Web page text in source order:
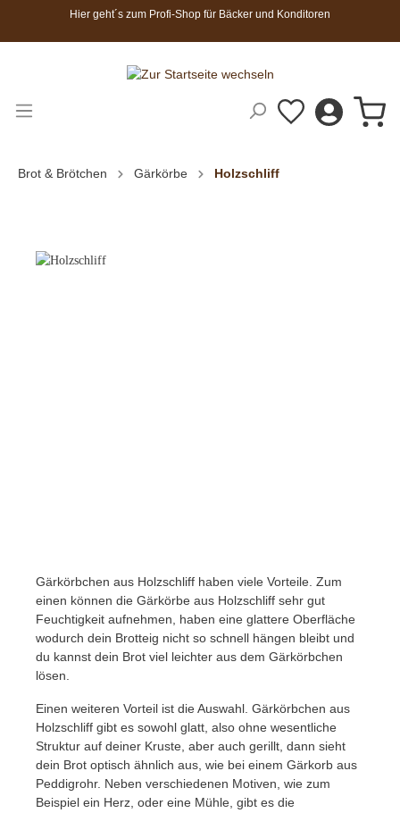
Hier geht´s zum Profi-Shop für Bäcker und Konditoren
Brot & Brötchen Gärkörbe Holzschliff
Gärkörbchen aus Holzschliff haben viele Vorteile. Zum
einen können die Gärkörbe aus Holzschliff sehr gut
Feuchtigkeit aufnehmen, haben eine glattere Oberfläche
wodurch dein Brotteig nicht so schnell hängen bleibt und
du kannst dein Brot viel leichter aus dem Gärkörbchen
lösen.
Einen weiteren Vorteil ist die Auswahl. Gärkörbchen aus
Holzschliff gibt es sowohl glatt, also ohne wesentliche
Struktur auf deiner Kruste, aber auch gerillt, dann sieht
dein Brot optisch ähnlich aus, wie bei einem Gärkorb aus
Peddigrohr. Neben verschiedenen Motiven, wie zum
Beispiel ein Herz, oder eine Mühle, gibt es die